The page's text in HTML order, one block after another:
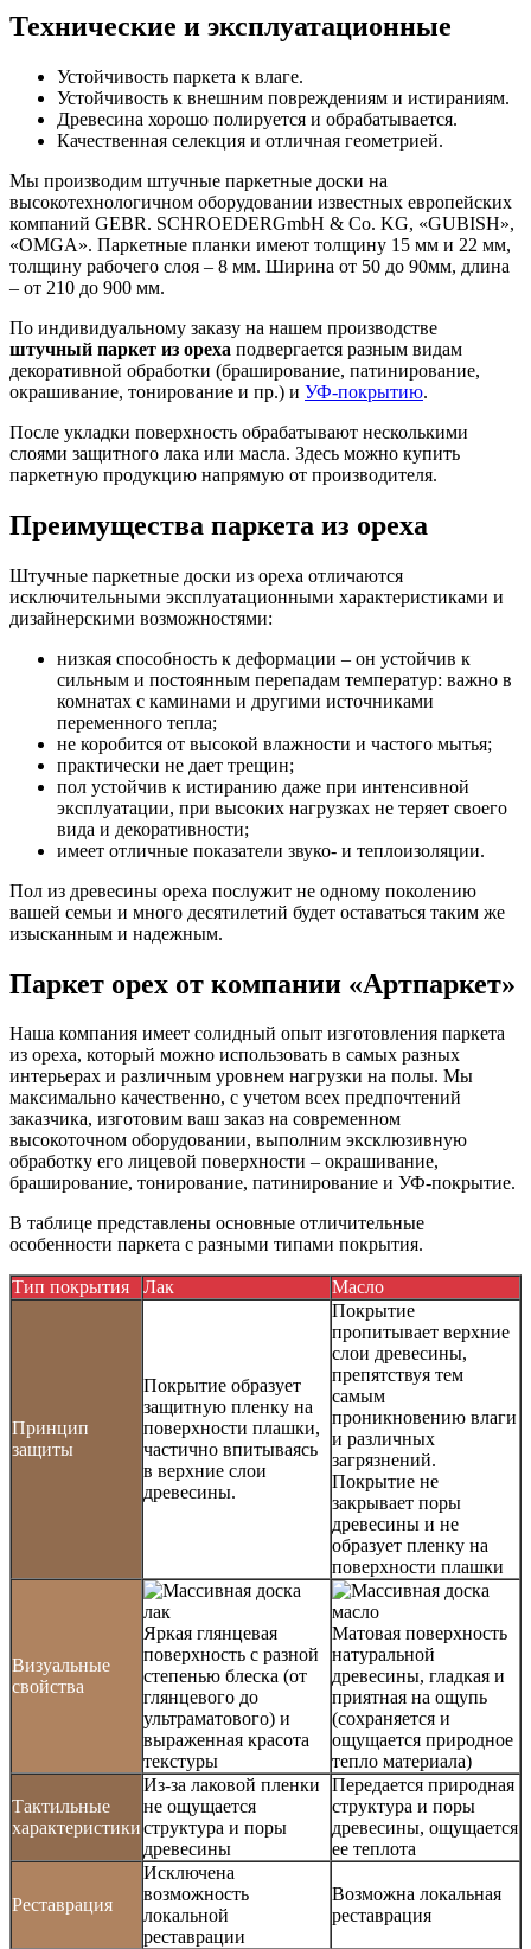
Технические и эксплуатационные
Устойчивость паркета к влаге.
Устойчивость к внешним повреждениям и истираниям.
Древесина хорошо полируется и обрабатывается.
Качественная селекция и отличная геометрией.
Мы производим штучные паркетные доски на
высокотехнологичном оборудовании известных европейских
компаний GEBR. SCHROEDERGmbH & Co. KG, «GUBISH»,
«ОMGA». Паркетные планки имеют толщину 15 мм и 22 мм,
толщину рабочего слоя – 8 мм. Ширина от 50 до 90мм, длина
– от 210 до 900 мм.
По индивидуальному заказу на нашем производстве
штучный паркет из ореха подвергается разным видам
декоративной обработки (браширование, патинирование,
окрашивание, тонирование и пр.) и УФ-покрытию.
После укладки поверхность обрабатывают несколькими
слоями защитного лака или масла. Здесь можно купить
паркетную продукцию напрямую от производителя.
Преимущества паркета из ореха
Штучные паркетные доски из ореха отличаются
исключительными эксплуатационными характеристиками и
дизайнерскими возможностями:
низкая способность к деформации – он устойчив к
сильным и постоянным перепадам температур: важно в
комнатах с каминами и другими источниками
переменного тепла;
не коробится от высокой влажности и частого мытья;
практически не дает трещин;
пол устойчив к истиранию даже при интенсивной
эксплуатации, при высоких нагрузках не теряет своего
вида и декоративности;
имеет отличные показатели звуко- и теплоизоляции.
Пол из древесины ореха послужит не одному поколению
вашей семьи и много десятилетий будет оставаться таким же
изысканным и надежным.
Паркет орех от компании «Артпаркет»
Наша компания имеет солидный опыт изготовления паркета
из ореха, который можно использовать в самых разных
интерьерах и различным уровнем нагрузки на полы. Мы
максимально качественно, с учетом всех предпочтений
заказчика, изготовим ваш заказ на современном
высокоточном оборудовании, выполним эксклюзивную
обработку его лицевой поверхности – окрашивание,
браширование, тонирование, патинирование и УФ-покрытие.
В таблице представлены основные отличительные
особенности паркета с разными типами покрытия.
Тип покрытия Лак Масло
Принцип
защиты
Покрытие образует
защитную пленку на
поверхности плашки,
частично впитываясь
в верхние слои
древесины.
Покрытие
пропитывает верхние
слои древесины,
препятствуя тем
самым
проникновению влаги
и различных
загрязнений.
Покрытие не
закрывает поры
древесины и не
образует пленку на
поверхности плашки
Визуальные
свойства
Яркая глянцевая
поверхность с разной
степенью блеска (от
глянцевого до
ультраматового) и
выраженная красота
текстуры
Матовая поверхность
натуральной
древесины, гладкая и
приятная на ощупь
(сохраняется и
ощущается природное
тепло материала)
Тактильные
характеристики
Из-за лаковой пленки
не ощущается
структура и поры
древесины
Передается природная
структура и поры
древесины, ощущается
ее теплота
Реставрация
Исключена
возможность
локальной
реставрации
Возможна локальная
реставрация